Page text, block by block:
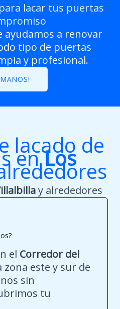
lacar tus puertas
ayudamos a renovar
tipo de puertas
y profesional.
lacado de
enLos
y alrededores
el Corredor del
zona este y sur de
sin
tu